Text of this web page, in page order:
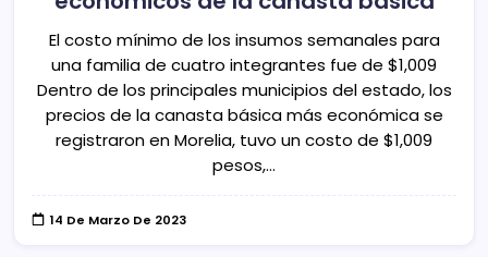
El costo mínimo de los insumos semanales para
una familia de cuatro integrantes fue de $1,009
Dentro de los principales municipios del estado, los
precios de la canasta básica más económica se
registraron en Morelia, tuvo un costo de $1,009
pesos,…
14 De Marzo De 2023